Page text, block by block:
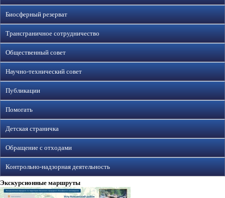
Биосферный резерват
Трансграничное сотрудничество
Общественный совет
Научно-технический совет
Публикации
Помогать
Детская страничка
Обращение с отходами
Контрольно-надзорная деятельность
Экскурсионные маршруты